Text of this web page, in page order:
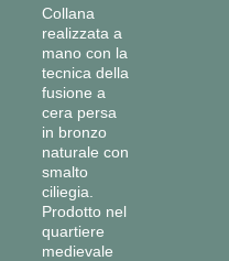
Collana
realizzata a
mano con la
tecnica della
fusione a
cera persa
in bronzo
naturale con
smalto
ciliegia.
Prodotto nel
quartiere
medievale